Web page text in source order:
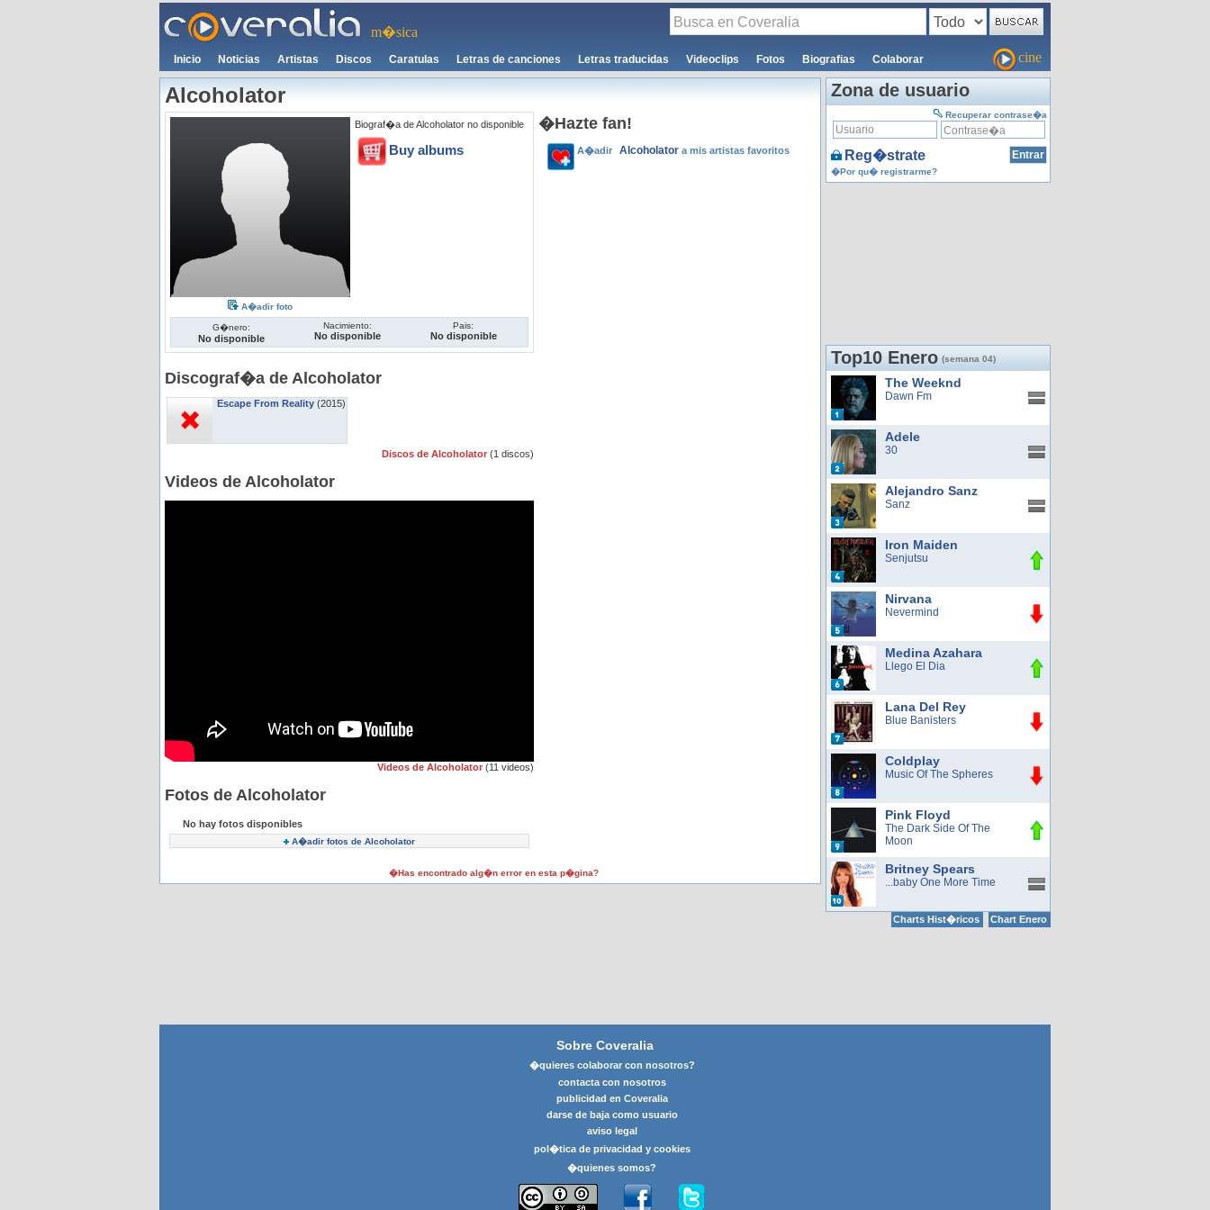
m�sica
Inicio Noticias Artistas Discos Caratulas Letras de canciones Letras traducidas Videoclips Fotos Biografias Colaborar cine
Alcoholator
A�adir foto
Biograf�a de Alcoholator no disponible
Buy albums
G�nero:
No disponible
Nacimiento:
No disponible
Pais:
No disponible
Discograf�a de Alcoholator
Escape From Reality (2015)
Discos de Alcoholator (1 discos)
Videos de Alcoholator
Videos de Alcoholator (11 videos)
Fotos de Alcoholator
No hay fotos disponibles
A�adir fotos de Alcoholator
�Hazte fan!
A�adir Alcoholator a mis artistas favoritos
�Has encontrado alg�n error en esta p�gina?
Zona de usuario
Recuperar contrase�a
Reg�strate
�Por qu� registrarme?
Top10 Enero (semana 04)
The Weeknd
Dawn Fm
Adele
30
Alejandro Sanz
Sanz
Iron Maiden
Senjutsu
Nirvana
Nevermind
Medina Azahara
Llego El Dia
Lana Del Rey
Blue Banisters
Coldplay
Music Of The Spheres
Pink Floyd
The Dark Side Of The
Moon
Britney Spears
...baby One More Time
Charts Hist�ricos Chart Enero
Sobre Coveralia
�quieres colaborar con nosotros?
contacta con nosotros
publicidad en Coveralia
darse de baja como usuario
aviso legal
pol�tica de privacidad y cookies
�quienes somos?